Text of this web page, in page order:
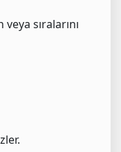
sıralarını